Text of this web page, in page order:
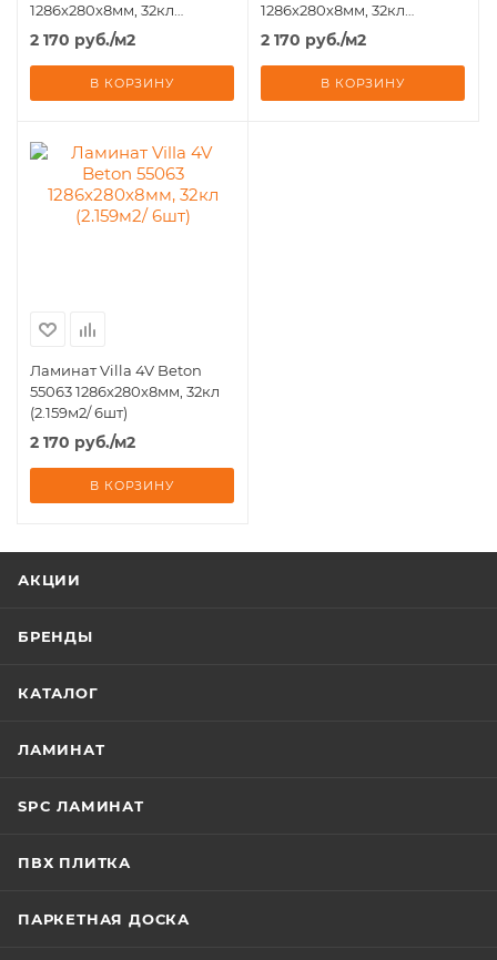
1286х280х8мм, 32кл
(2.159м2/ 6шт)
2 170 руб./м2
В КОРЗИНУ
1286х280х8мм, 32кл
(2.159м2/ 6шт)
2 170 руб./м2
В КОРЗИНУ
Ламинат Villa 4V Beton
55063 1286х280х8мм, 32кл
(2.159м2/ 6шт)
2 170 руб./м2
В КОРЗИНУ
АКЦИИ
БРЕНДЫ
КАТАЛОГ
ЛАМИНАТ
SPC ЛАМИНАТ
ПВХ ПЛИТКА
ПАРКЕТНАЯ ДОСКА